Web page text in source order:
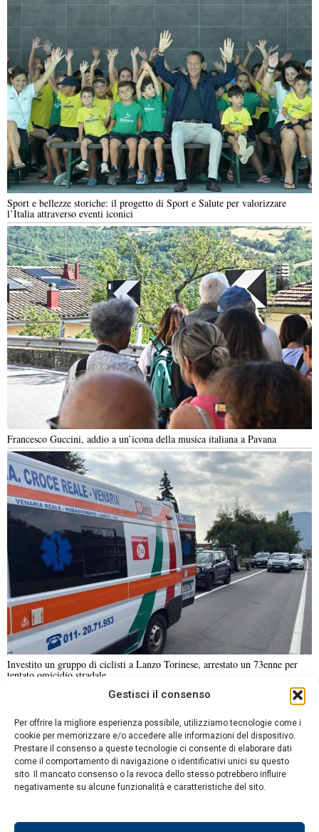
Gestisci il consenso
Per offrire la migliore esperienza possibile, utilizziamo tecnologie come i
cookie per memorizzare e/o accedere alle informazioni del dispositivo.
Prestare il consenso a queste tecnologie ci consente di elaborare dati
come il comportamento di navigazione o identificativi unici su questo
sito. Il mancato consenso o la revoca dello stesso potrebbero influire
negativamente su alcune funzionalità e caratteristiche del sito.
Sport e bellezze storiche: il progetto di Sport e Salute per valorizzare
l’Italia attraverso eventi iconici
Francesco Guccini, addio a un’icona della musica italiana a Pavana
Investito un gruppo di ciclisti a Lanzo Torinese, arrestato un 73enne per
tentato omicidio stradale
ANALISI E OPINIONI
SPORT CULTURA VIAGGI
Contatti
Informativa sulla privacy
DA NON PERDERE
progresso nella